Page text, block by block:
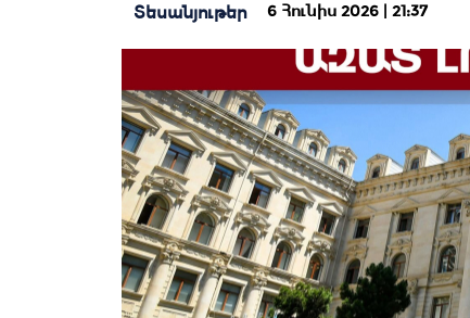
Տեսանյութեր 6 Հունիս 2026 | 21:37